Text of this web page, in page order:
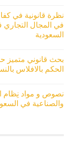
نظرة قانونية في
في المجال التجاري
السعودية
بحث قانوني متميز
الحكم بالافلاس
نصوص و مواد نِظام
والصناعية في